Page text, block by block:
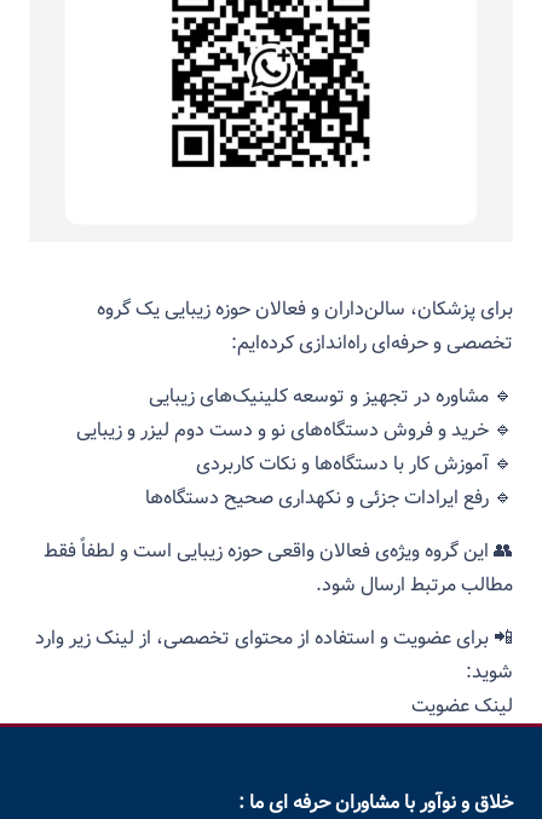
برای پزشکان، سالن‌داران و فعالان حوزه زیبایی یک گروه
تخصصی و حرفه‌ای راه‌اندازی کرده‌ایم:
🔹 مشاوره در تجهیز و توسعه کلینیک‌های زیبایی
🔹 خرید و فروش دستگاه‌های نو و دست دوم لیزر و زیبایی
🔹 آموزش کار با دستگاه‌ها و نکات کاربردی
🔹 رفع ایرادات جزئی و نکهداری صحیح دستگاه‌ها
👥 این گروه ویژه‌ی فعالان واقعی حوزه زیبایی است و لطفاً فقط
مطالب مرتبط ارسال شود.
📲 برای عضویت و استفاده از محتوای تخصصی، از لینک زیر وارد
شوید:
لینک عضویت
خلاق و نوآور با مشاوران حرفه ای ما :